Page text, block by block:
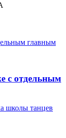
с отдельным